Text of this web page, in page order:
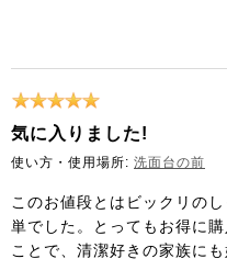
気に入りました!
使い方・使用場所: 洗面台の前
このお値段とはビックリの
単でした。とってもお得に
ことで、清潔好きの家族に